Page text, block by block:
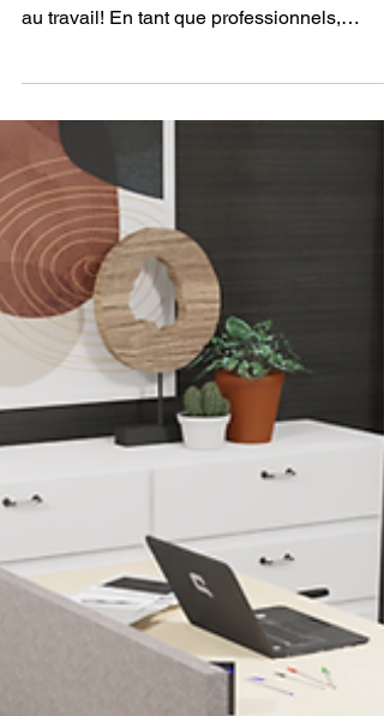
Bienvenue sur notre page dédiée aux